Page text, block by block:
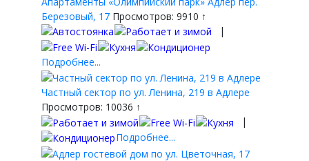
Березовый, 17 Просмотров: 9910 ↑
|
Подробнее...
Частный сектор по ул. Ленина, 219 в Адлере
Просмотров: 10036 ↑
|
Подробнее...